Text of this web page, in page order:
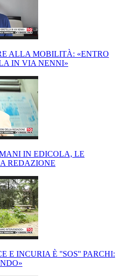
ALLA MOBILITÀ: «ENTRO
IN VIA NENNI»
IN EDICOLA, LE
REDAZIONE
E INCURIA È ''SOS'' PARCHI: